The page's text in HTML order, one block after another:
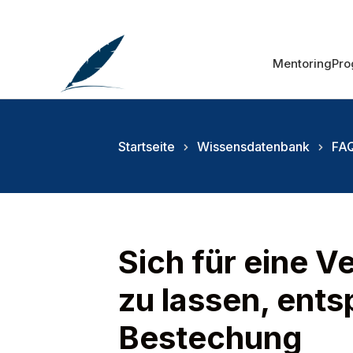
Mentoring
Startseite Wissensdatenbank
Sich für eine
zu lassen,
Bestechung